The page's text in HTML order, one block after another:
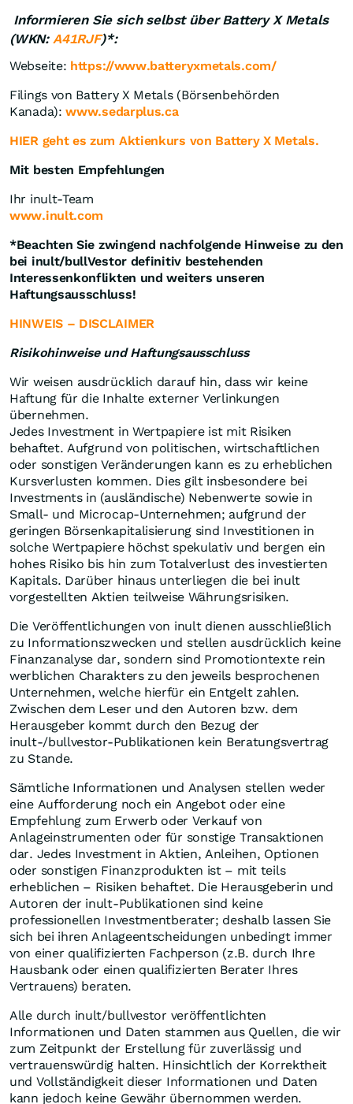
Informieren Sie sich selbst überBattery X Metals
(WKN: A41RJF)*:
Webseite: https://www.batteryxmetals.com/
Filings von Battery X Metals (Börsenbehörden
Kanada): www.sedarplus.ca
HIER geht es zum Aktienkurs von Battery X Metals.
Mit besten Empfehlungen
Ihr inult-Team
www.inult.com
*Beachten Sie zwingend nachfolgende Hinweise zu den
bei inult/bullVestor definitiv bestehenden
Interessenkonflikten und weiters unseren
Haftungsausschluss!
HINWEIS – DISCLAIMER
Risikohinweise und Haftungsausschluss
Wir weisen ausdrücklich darauf hin, dass wir keine
Haftung für die Inhalte externer Verlinkungen
übernehmen.
Jedes Investment in Wertpapiere ist mit Risiken
behaftet. Aufgrund von politischen, wirtschaftlichen
oder sonstigen Veränderungen kann es zu erheblichen
Kursverlusten kommen. Dies gilt insbesondere bei
Investments in (ausländische) Nebenwerte sowie in
Small- und Microcap-Unternehmen; aufgrund der
geringen Börsenkapitalisierung sind Investitionen in
solche Wertpapiere höchst spekulativ und bergen ein
hohes Risiko bis hin zum Totalverlust des investierten
Kapitals. Darüber hinaus unterliegen die bei inult
vorgestellten Aktien teilweise Währungsrisiken.
Die Veröffentlichungen von inult dienen ausschließlich
zu Informationszwecken und stellen ausdrücklich keine
Finanzanalyse dar, sondern sind Promotiontexte rein
werblichen Charakters zu den jeweils besprochenen
Unternehmen, welche hierfür ein Entgelt zahlen.
Zwischen dem Leser und den Autoren bzw. dem
Herausgeber kommt durch den Bezug der
inult-/bullvestor-Publikationen kein Beratungsvertrag
zu Stande.
Sämtliche Informationen und Analysen stellen weder
eine Aufforderung noch ein Angebot oder eine
Empfehlung zum Erwerb oder Verkauf von
Anlageinstrumenten oder für sonstige Transaktionen
dar. Jedes Investment in Aktien, Anleihen, Optionen
oder sonstigen Finanzprodukten ist – mit teils
erheblichen – Risiken behaftet. Die Herausgeberin und
Autoren der inult-Publikationen sind keine
professionellen Investmentberater; deshalb lassen Sie
sich bei ihren Anlageentscheidungen unbedingt immer
von einer qualifizierten Fachperson (z.B. durch Ihre
Hausbank oder einen qualifizierten Berater Ihres
Vertrauens) beraten.
Alle durch inult/bullvestor veröffentlichten
Informationen und Daten stammen aus Quellen, die wir
zum Zeitpunkt der Erstellung für zuverlässig und
vertrauenswürdig halten. Hinsichtlich der Korrektheit
und Vollständigkeit dieser Informationen und Daten
kann jedoch keine Gewähr übernommen werden.